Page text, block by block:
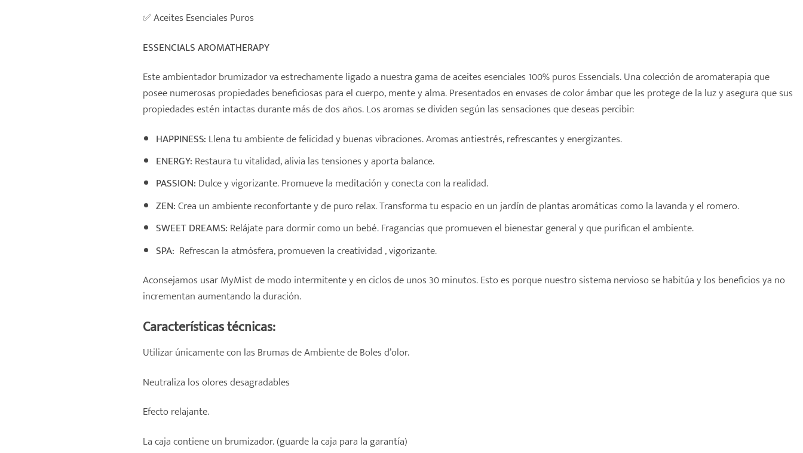
✅Aceites Esenciales Puros
ESSENCIALS AROMATHERAPY
Este ambientador brumizador va estrechamente ligado a nuestra gama de aceites esenciales 100% puros Essencials. Una colección de aromaterapia que
posee numerosas propiedades beneficiosas para el cuerpo, mente y alma. Presentados en envases de color ámbar que les protege de la luz y asegura que sus
propiedades estén intactas durante más de dos años. Los aromas se dividen según las sensaciones que deseas percibir:
HAPPINESS: Llena tu ambiente de felicidad y buenas vibraciones. Aromas antiestrés, refrescantes y energizantes.
ENERGY: Restaura tu vitalidad, alivia las tensiones y aporta balance.
PASSION: Dulce y vigorizante. Promueve la meditación y conecta con la realidad.
ZEN:Crea un ambiente reconfortante y de puro relax. Transforma tu espacio en un jardín de plantas aromáticas como la lavanda y el romero.
SWEET DREAMS: Relájate para dormir como un bebé. Fragancias que promueven el bienestar general y que purifican el ambiente.
SPA: Refrescan la atmósfera, promueven la creatividad , vigorizante.
Aconsejamos usar MyMist de modo intermitente y en ciclos de unos 30 minutos. Esto es porque nuestro sistema nervioso se habitúa y los beneficios ya no
incrementan aumentando la duración.
Características técnicas:
Utilizar únicamente con las Brumas de Ambiente de Boles d’olor.
Neutraliza los olores desagradables
Efecto relajante.
La caja contiene un brumizador. (guarde la caja para la garantía)